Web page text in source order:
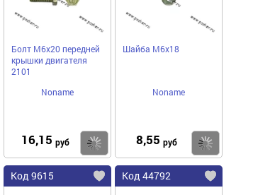
Болт М6х20 передней
крышки двигателя
2101
Noname
16,15 руб Купить
Шайба М6х18
Noname
8,55 руб
Код 9615 Код 44792